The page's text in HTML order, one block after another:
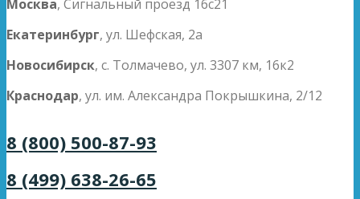
Москва, Сигнальный проезд 16с21
Екатеринбург, ул. Шефская, 2а
Новосибирск, с. Толмачево, ул. 3307 км, 16к2
Краснодар, ул. им. Александра Покрышкина, 2/12
8 (800) 500-87-93
8 (499) 638-26-65